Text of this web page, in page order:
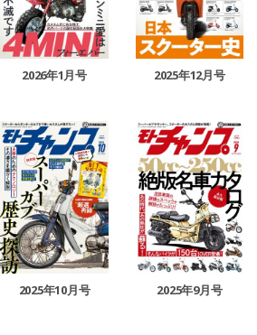
2026年1月号 2025年12月号
2025年10月号 2025年9月号